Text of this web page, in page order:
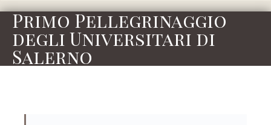
Primo Pellegrinaggio
degli Universitari di
Salerno